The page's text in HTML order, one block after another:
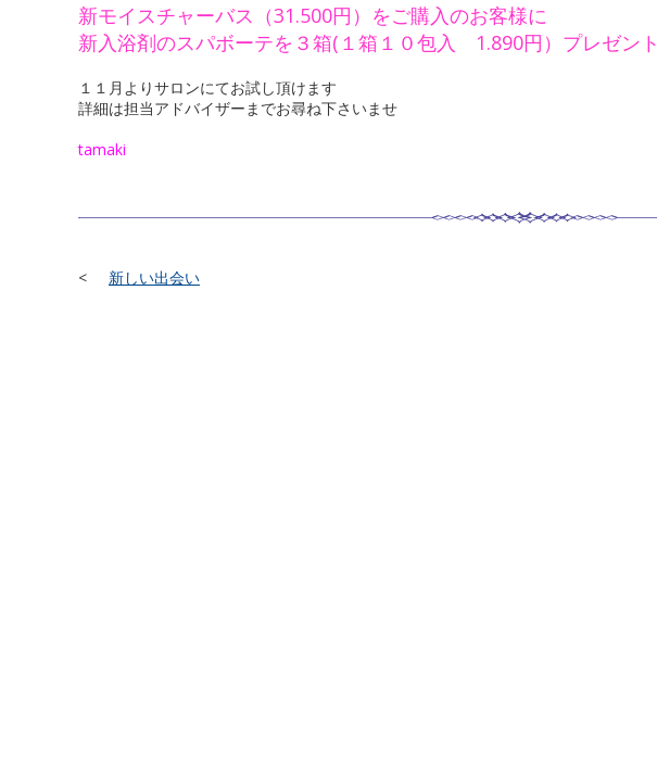
新モイスチャーバス（31.500円）をご購入のお客様に
新入浴剤のスパボーテを３箱(１箱１０包入 1.890円）プレゼント
１１月よりサロンにてお試し頂けます
詳細は担当アドバイザーまでお尋ね下さいませ
tamaki
新しい出会い